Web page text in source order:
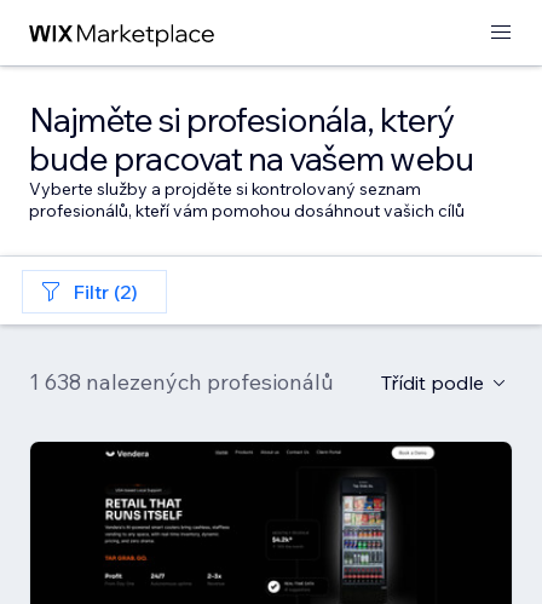
Najměte si profesionála, který
bude pracovat na vašem webu
Vyberte služby a projděte si kontrolovaný seznam
profesionálů, kteří vám pomohou dosáhnout vašich cílů
Filtr (2)
1 638 nalezených profesionálů Třídit podle